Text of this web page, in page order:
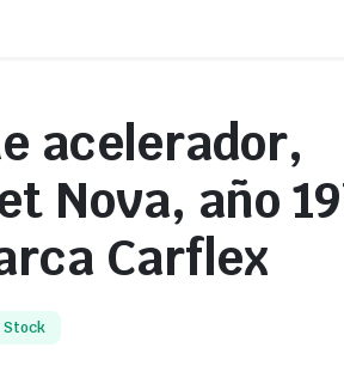
acelerador,
Nova, año
Carflex
Stock